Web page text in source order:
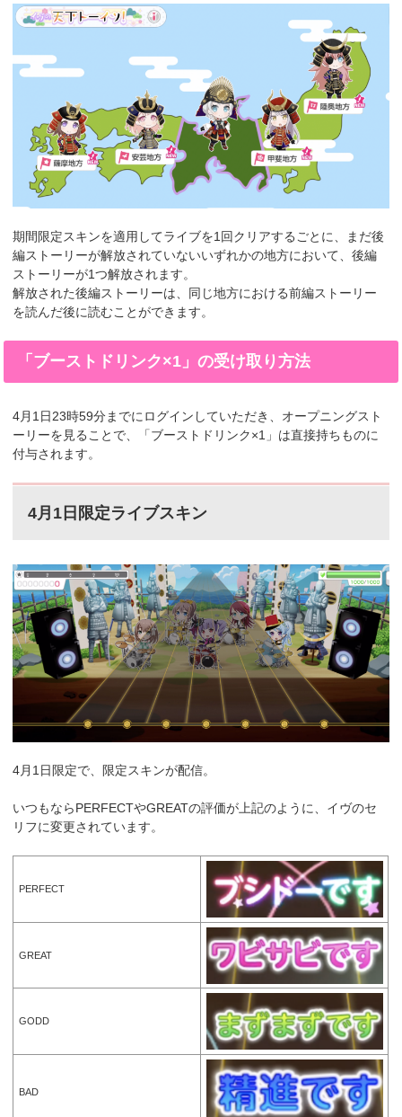
期間限定スキンを適用してライブを1回クリアするごとに、まだ後
編ストーリーが解放されていないいずれかの地方において、後編
ストーリーが1つ解放されます。
解放された後編ストーリーは、同じ地方における前編ストーリー
を読んだ後に読むことができます。
「ブーストドリンク×1」の受け取り方法
4月1日23時59分までにログインしていただき、オープニングスト
ーリーを見ることで、「ブーストドリンク×1」は直接持ちものに
付与されます。
4月1日限定ライブスキン
4月1日限定で、限定スキンが配信。
いつもならPERFECTやGREATの評価が上記のように、イヴのセ
リフに変更されています。
PERFECT
GREAT
GODD
BAD